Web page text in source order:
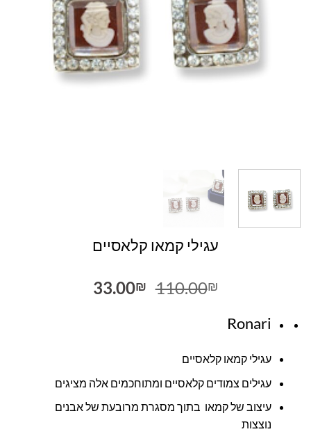
עגילי קמאו קלאסיים
110.00₪
המחיר
33.00₪
המחיר
Ronari
עגילי קמאו קלאסיים
עגילים צמודים קלאסיים ומתוחכמים אלה מציגים
עיצוב של קמאו בתוך מסגרת מרובעת של אבנים
נוצצות